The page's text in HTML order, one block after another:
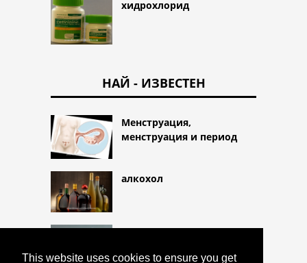
This website uses cookies to ensure you get
хидрохлорид
НАЙ - ИЗВЕСТЕН
Менструация,
менструация и период
алкохол
Кожни гъбички